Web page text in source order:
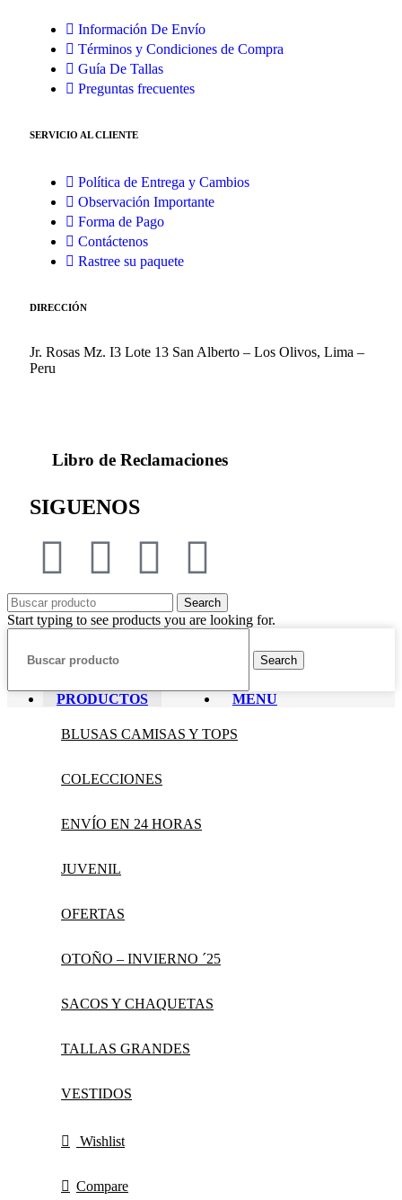
Información De Envío
Términos y Condiciones de Compra
Guía De Tallas
Preguntas frecuentes
SERVICIO AL CLIENTE
Política de Entrega y Cambios
Observación Importante
Forma de Pago
Contáctenos
Rastree su paquete
DIRECCIÓN
Jr. Rosas Mz. I3 Lote 13 San Alberto – Los Olivos, Lima –
Peru
Libro de Reclamaciones
SIGUENOS
Search
Start typing to see products you are looking for.
Search
PRODUCTOS MENU
BLUSAS CAMISAS Y TOPS
COLECCIONES
ENVÍO EN 24 HORAS
JUVENIL
OFERTAS
OTOÑO – INVIERNO ´25
SACOS Y CHAQUETAS
TALLAS GRANDES
VESTIDOS
Wishlist
Compare